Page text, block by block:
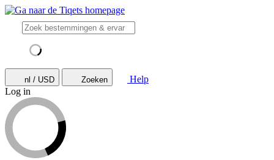
nl / USD Zoeken
Help
Log in